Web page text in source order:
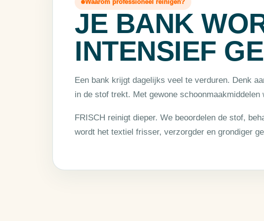
Waarom professioneel reinigen?
JE BANK
INTENSIEF
Een bank krijgt dagelijks veel te verduren. Denk
in de stof trekt. Met gewone
FRISCH reinigt dieper. We beoordelen de stof,
wordt het textiel frisser, verzorgder en grondiger